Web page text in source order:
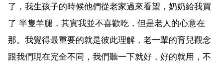
了，我生孩子的時候他們從老家過來看望，奶奶給我買
了 半隻羊腿，其實我並不喜歡吃，但是老人的心意在
那。我覺得最重要的就是彼此理解，老一輩的育兒觀念
跟我們現在完全不同，我們聽一下就好，好的就用，不